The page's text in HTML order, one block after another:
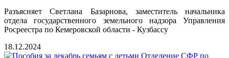
Разъясняет Светлана Базарнова, заместитель начальника
отдела государственного земельного надзора Управления
Росреестра по Кемеровской области - Кузбассу
18.12.2024